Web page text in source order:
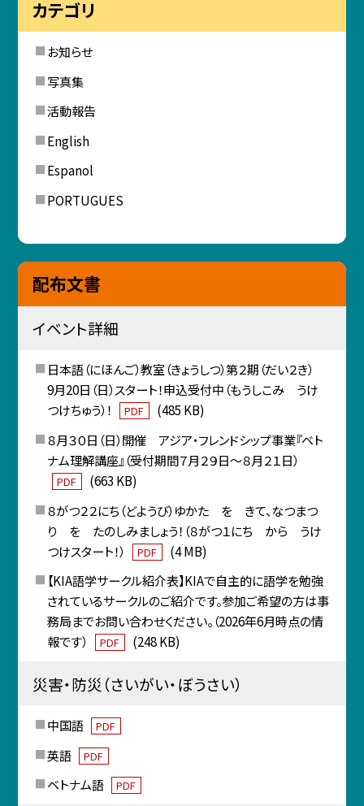
カテゴリ
お知らせ
写真集
活動報告
English
Espanol
PORTUGUES
配布文書
イベント詳細
日本語（にほんご）教室（きょうしつ）第２期（だい２き）
9月20日（日）スタート！申込受付中（もうしこみ うけ
つけちゅう）！
PDF
(485 KB)
８月３０日（日）開催 アジア・フレンドシップ事業『ベト
ナム理解講座』（受付期間７月２９日～８月２１日）
PDF
(663 KB)
８がつ２２にち（どようび）ゆかた を きて、なつまつ
り を たのしみましょう！（８がつ１にち から うけ
つけスタート！）
PDF
(4 MB)
【KIA語学サークル紹介表】KIAで自主的に語学を勉強
されているサークルのご紹介です。参加ご希望の方は事
務局までお問い合わせください。（2026年6月時点の情
報です）
PDF (248 KB)
災害・防災（さいがい・ぼうさい）
中国語 PDF
英語 PDF
ベトナム語 PDF